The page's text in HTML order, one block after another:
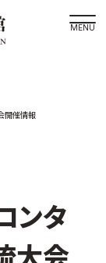
開催情報
ンタ